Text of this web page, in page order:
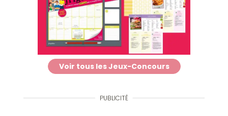
Voir tous les Jeux-Concours
PUBLICITÉ